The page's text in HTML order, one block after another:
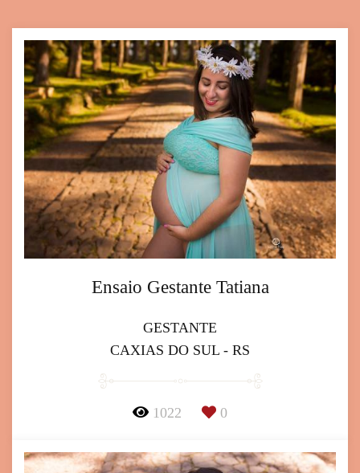
Ensaio Gestante Tatiana
GESTANTE
CAXIAS DO SUL - RS
1022 0